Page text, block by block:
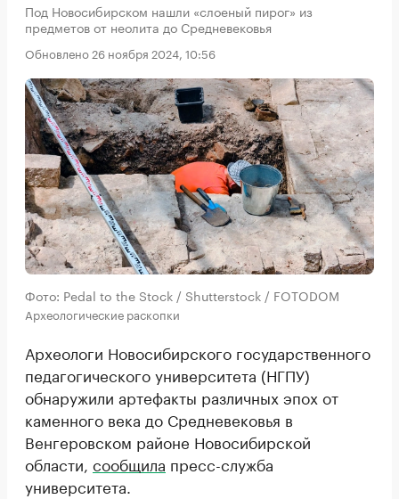
Под Новосибирском нашли «слоеный пирог» из
предметов от неолита до Средневековья
Обновлено 26 ноября 2024, 10:56
Фото: Pedal to the Stock / Shutterstock / FOTODOM
Археологические раскопки
Археологи Новосибирского государственного
педагогического университета (НГПУ)
обнаружили артефакты различных эпох от
каменного века до Средневековья в
Венгеровском районе Новосибирской
области, сообщила пресс-служба
университета.